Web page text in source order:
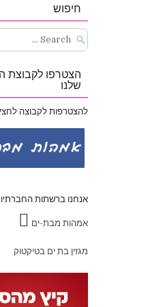
חיפוש
Search
for:
הצטרפו לקבוצת
שלנו
להצטרפות לקבוצה
אנחנו ברשתות
אמהות מבת-ים
מגזין בת ים בטיקטוק